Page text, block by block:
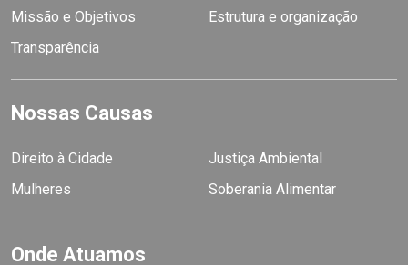
Missão e Objetivos
Estrutura e organização
Transparência
Nossas Causas
Direito à Cidade
Justiça Ambiental
Mulheres
Soberania Alimentar
Onde Atuamos